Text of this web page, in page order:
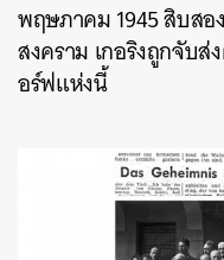
พฤษภาคม 1945 สิบส
สงคราม เกอริงถูกจับส่
อร์ฟแห่งนี้